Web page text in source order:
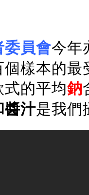
委員會今年
個樣本的最
式的平均鈉
醬汁是我們